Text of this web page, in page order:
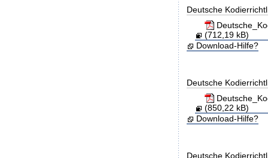
Deutsche
(712,19 kB)
Download-Hilfe?
Deutsche
(850,22 kB)
Download-Hilfe?
Deutsche